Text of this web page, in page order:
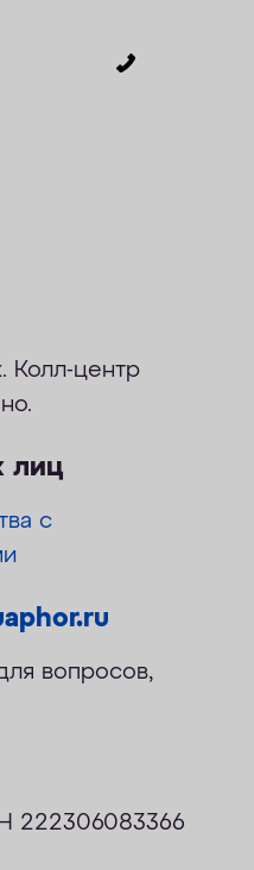
Колл-центр
лиц
с
вопросов,
222306083366